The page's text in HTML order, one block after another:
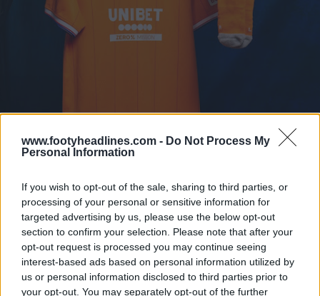
www.footyheadlines.com - Do Not Process My
Personal Information
If you wish to opt-out of the sale, sharing to third parties, or
processing of your personal or sensitive information for
targeted advertising by us, please use the below opt-out
section to confirm your selection. Please note that after your
opt-out request is processed you may continue seeing
interest-based ads based on personal information utilized by
us or personal information disclosed to third parties prior to
your opt-out. You may separately opt-out of the further